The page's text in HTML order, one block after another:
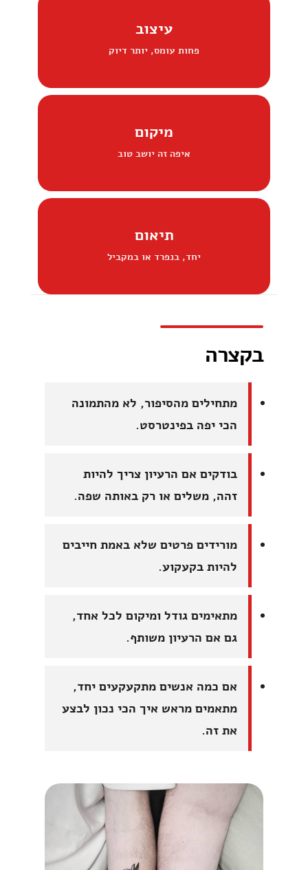
עיצוב
פחות עומס, יותר דיוק
מיקום
איפה זה יושב טוב
תיאום
יחד, בנפרד או במקביל
בקצרה
מתחילים מהסיפור, לא מהתמונה
הכי יפה בפינטרסט.
בודקים אם הרעיון צריך להיות
זהה, משלים או רק באותה שפה.
מורידים פרטים שלא באמת חייבים
להיות בקעקוע.
מתאימים גודל ומיקום לכל אחד,
גם אם הרעיון משותף.
אם כמה אנשים מתקעקעים יחד,
מתאמים מראש איך הכי נכון לבצע
את זה.